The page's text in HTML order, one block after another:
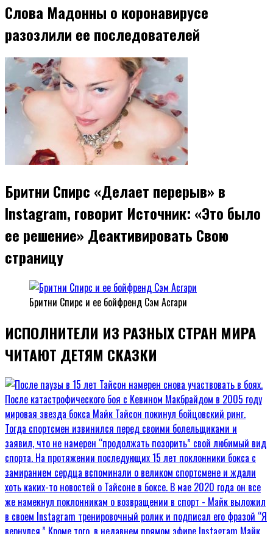
Слова Мадонны о коронавирусе
разозлили ее последователей
Бритни Спирс «Делает перерыв» в
Instagram, говорит Источник: «Это было
ее решение» Деактивировать Свою
страницу
Бритни Спирс и ее бойфренд Сэм Асгари
ИСПОЛНИТЕЛИ ИЗ РАЗНЫХ СТРАН МИРА
ЧИТАЮТ ДЕТЯМ СКАЗКИ